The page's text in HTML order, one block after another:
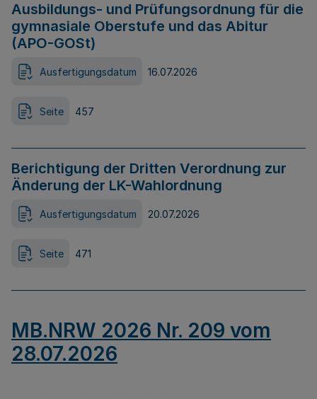
Ausbildungs- und Prüfungsordnung für die
gymnasiale Oberstufe und das Abitur
(APO-GOSt)
Ausfertigungsdatum 16.07.2026
Seite 457
Berichtigung der Dritten Verordnung zur
Änderung der LK-Wahlordnung
Ausfertigungsdatum 20.07.2026
Seite 471
MB.NRW 2026 Nr. 209 vom
28.07.2026